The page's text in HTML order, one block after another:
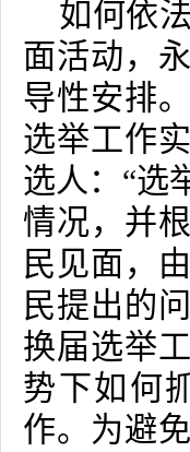
如何依
面活动，
导性安排
选举工作
选人：“选
情况，并
民见面，
民提出的
换届选举
势下如何
作。为避